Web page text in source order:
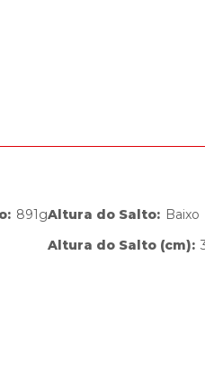
: 891gAltura do Salto: Baixo
Altura do Salto (cm):